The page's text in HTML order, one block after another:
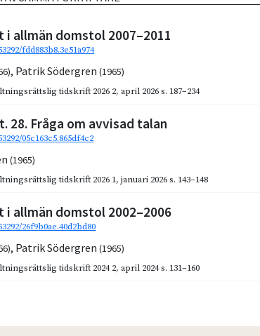
allmän domstol 2007–2011
fdd883b8.3e51a974
, Patrik Södergren(1965)
tidskrift 2026 2,april 2026 s. 187–234
28. Fråga om avvisad talan
05c163c5.865df4c2
(1965)
tidskrift 2026 1,januari 2026 s. 143–148
allmän domstol 2002–2006
26f9b0ae.40d2bd80
, Patrik Södergren(1965)
tidskrift 2024 2,april 2024s. 131–160